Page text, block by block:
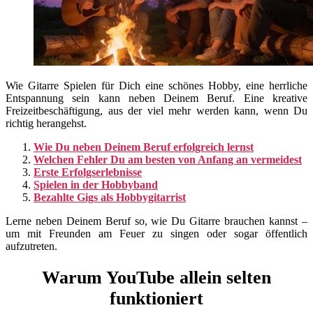
Wie Gitarre Spielen für Dich eine schönes Hobby, eine herrliche
Entspannung sein kann neben Deinem Beruf. Eine kreative
Freizeitbeschäftigung, aus der viel mehr werden kann, wenn Du
richtig herangehst.
Wie Du neben Deinem Beruf erfolgreich lernst
Welchen Fehler Du am besten von Anfang an vermeidest
Erste Erfolgserlebnisse
Spielen in der Hobbyband
Bezahlte Gigs als Hobbygitarrist
Lerne neben Deinem Beruf so, wie Du Gitarre brauchen kannst –
um mit Freunden am Feuer zu singen oder sogar öffentlich
aufzutreten.
Warum YouTube allein selten
funktioniert